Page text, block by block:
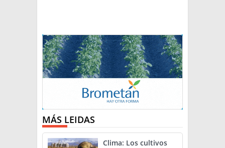
MÁS LEIDAS
Clima: Los cultivos